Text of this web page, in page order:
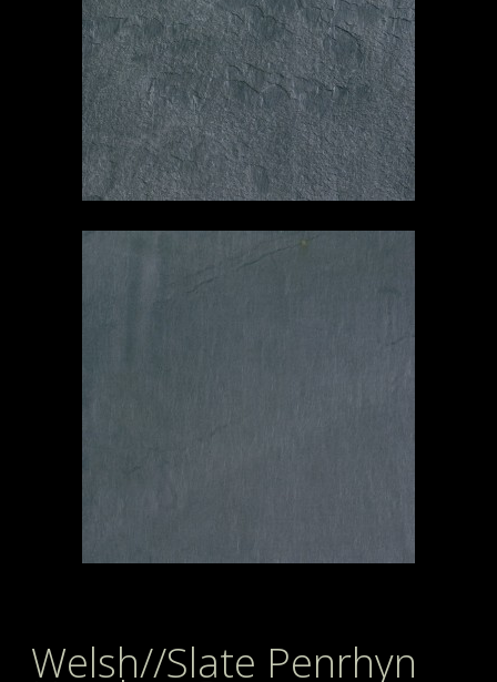
Welsh//Slate Penrhyn